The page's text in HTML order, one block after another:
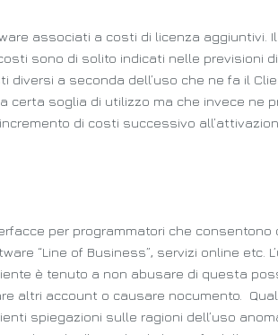
associati a costi di licenza aggiuntivi.
sono di solito indicati nelle previsioni
a seconda dell’uso che ne fa il
certa soglia di utilizzo ma che invece ne
di costi successivo
per programmatori che
“Line of Business”, servizi online etc.
è tenuto a non abusare di questa
altri account o causare nocumento.
spiegazioni sulle ragioni dell’uso